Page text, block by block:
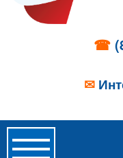
☎
✉
Toggle
Navigation